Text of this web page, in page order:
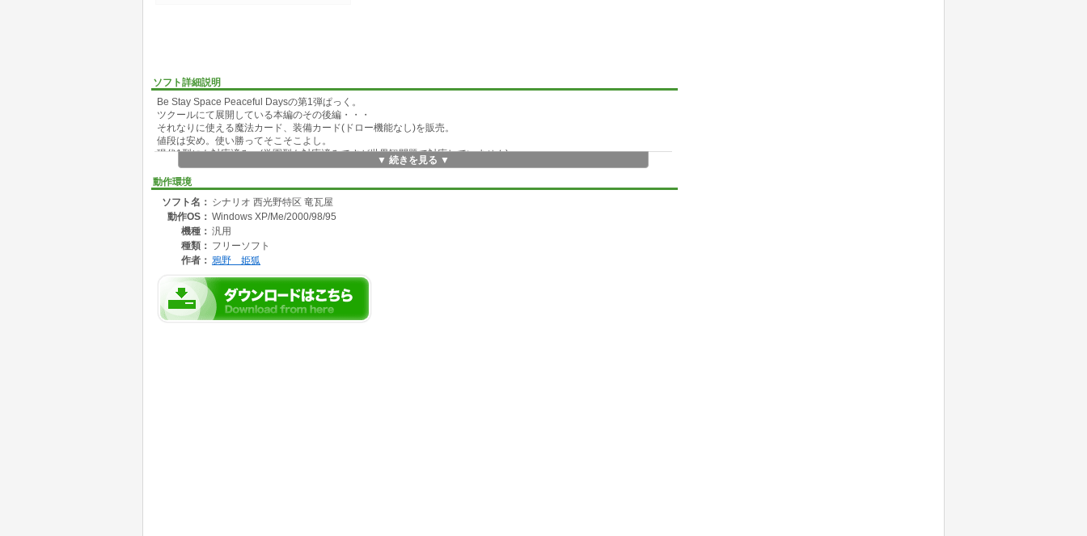
ソフト詳細説明
Be Stay Space Peaceful Daysの第1弾ぱっく。
ツクールにて展開している本編のその後編・・・
それなりに使える魔法カード、装備カード(ドロー機能なし)を販売。
値段は安め。使い勝ってそこそこよし。
現代1型にも対応済み。(学園型も対応済みですが世界観問題で対応していません)
▼ 続きを見る ▼
動作環境
ソフト名： シナリオ 西光野特区 竜瓦屋
動作OS： Windows XP/Me/2000/98/95
機種： 汎用
種類： フリーソフト
作者： 鴉野 姫狐